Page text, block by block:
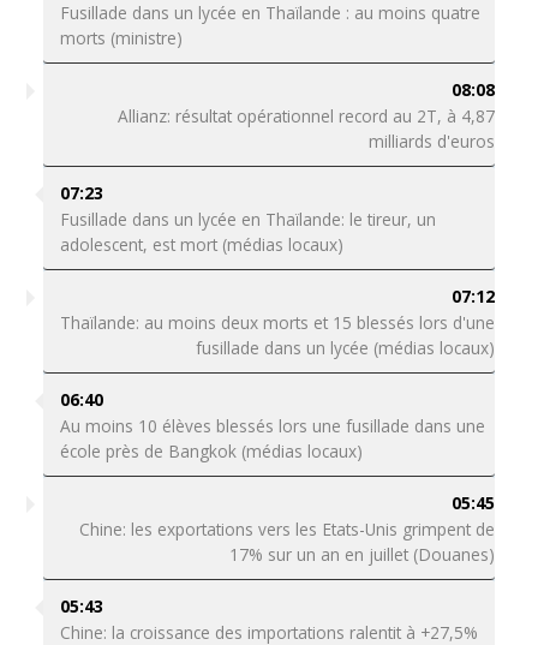
Fusillade dans un lycée en Thaïlande : au moins quatre
morts (ministre)
08:08
Allianz: résultat opérationnel record au 2T, à 4,87
milliards d'euros
07:23
Fusillade dans un lycée en Thaïlande: le tireur, un
adolescent, est mort (médias locaux)
07:12
Thaïlande: au moins deux morts et 15 blessés lors d'une
fusillade dans un lycée (médias locaux)
06:40
Au moins 10 élèves blessés lors une fusillade dans une
école près de Bangkok (médias locaux)
05:45
Chine: les exportations vers les Etats-Unis grimpent de
17% sur un an en juillet (Douanes)
05:43
Chine: la croissance des importations ralentit à +27,5%